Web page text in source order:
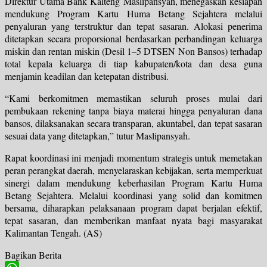
mendukung Program Kartu Huma Betang Sejahtera melalui
penyaluran yang terstruktur dan tepat sasaran. Alokasi penerima
ditetapkan secara proporsional berdasarkan perbandingan keluarga
miskin dan rentan miskin (Desil 1–5 DTSEN Non Bansos) terhadap
total kepala keluarga di tiap kabupaten/kota dan desa guna
menjamin keadilan dan ketepatan distribusi.
“Kami berkomitmen memastikan seluruh proses mulai dari
pembukaan rekening tanpa biaya materai hingga penyaluran dana
bansos, dilaksanakan secara transparan, akuntabel, dan tepat sasaran
sesuai data yang ditetapkan,” tutur Maslipansyah.
Rapat koordinasi ini menjadi momentum strategis untuk memetakan
peran perangkat daerah, menyelaraskan kebijakan, serta memperkuat
sinergi dalam mendukung keberhasilan Program Kartu Huma
Betang Sejahtera. Melalui koordinasi yang solid dan komitmen
bersama, diharapkan pelaksanaan program dapat berjalan efektif,
tepat sasaran, dan memberikan manfaat nyata bagi masyarakat
Kalimantan Tengah. (AS)
Bagikan Berita